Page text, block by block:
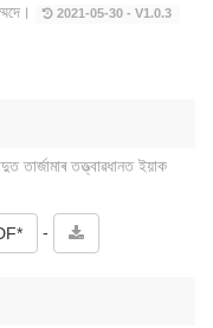
2021-05-30 - V1.0.3
তাৰ্জামাৰ তত্ত্বাৱধানত ইয়াক
-